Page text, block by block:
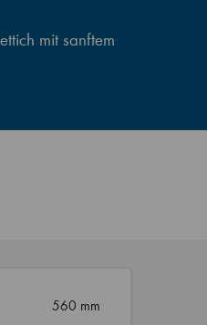
mit sanftem
560 mm